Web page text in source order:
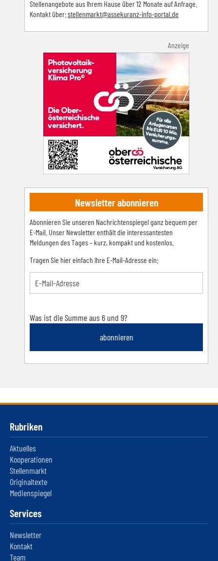
Stellenangebote aus Ihrem Hause über 12 Monate auf Anfrage.
Kontakt über:stellenmarkt@assekuranz-info-portal.de
Anzeige
Newsletter abonnieren
Abonnieren Sie unseren Nachrichtenspiegel ganz bequem per
E-Mail. Unser Newsletter enthält die interessantesten
Meldungen des Tages – kurz, kompakt und kostenlos.
Tragen Sie hier einfach Ihre E-Mail-Adresse ein:
Was ist die Summe aus 6 und 9?
abonnieren
Rubriken
Aktuelles
Kooperationen
Stellenmarkt
Originaltexte
Medienspiegel
Services
Newsletter
Kontakt
Team